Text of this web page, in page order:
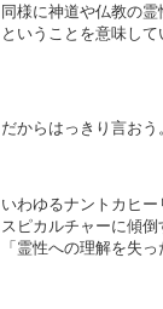
同様に神道や仏教の
ということを意味して
だからはっきり言おう
いわゆるナントカヒ
スピカルチャーに傾倒
「霊性への理解を失